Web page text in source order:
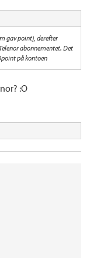
gav point), derefter
abonnementet. Det
på kontoen
:O